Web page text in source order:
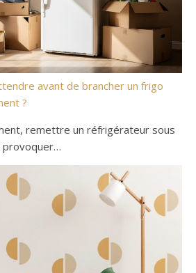
avant de brancher un frigo
?
remettre un réfrigérateur sous